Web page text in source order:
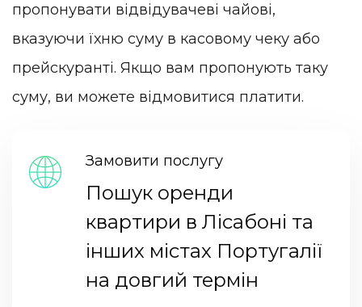
пропонувати відвідувачеві чайові,
вказуючи їхню суму в касовому чеку або
прейскуранті. Якщо вам пропонують таку
суму, ви можете відмовитися платити.
Замовити послугу
Пошук оренди
квартири в Лісабоні та
інших містах Португалії
на довгий термін